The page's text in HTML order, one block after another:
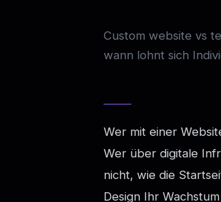
Custom website vs
wann lohnt sich
Wer mit einer
Wer über digitale
nicht, wie die
Design Ihr